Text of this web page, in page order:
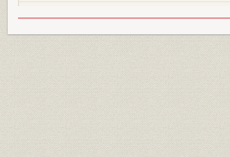
第8章 海外技術
III 機器・装置技術の変遷
第1章 回転機
第2章 変電機器
第3章 電力変換装置
第4章 継電器